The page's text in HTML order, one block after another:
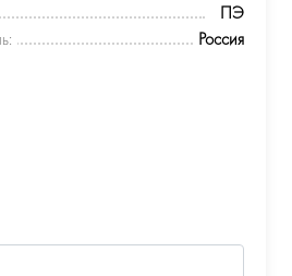
ПЭ
Россия